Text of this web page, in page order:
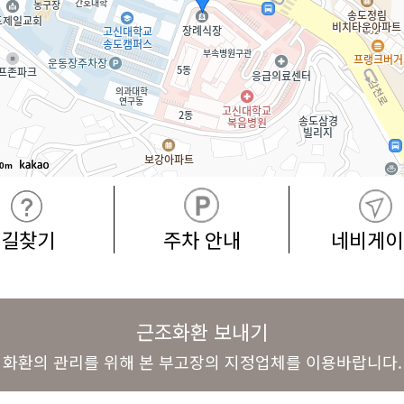
길찾기 주차 안내 네비게
근조화환 보내기
화환의 관리를 위해 본 부고장의 지정업체를 이용바랍니다.